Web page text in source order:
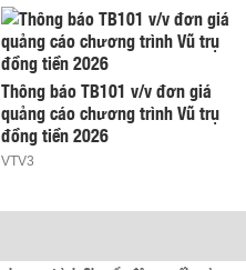
Thông báo TB101 v/v đơn giá
quảng cáo chương trình Vũ trụ
đồng tiền 2026
VTV3